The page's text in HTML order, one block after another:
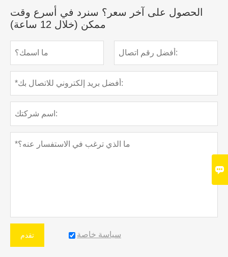
الحصول على آخر سعر؟ سنرد في أسرع وقت
ممكن (خلال 12 ساعة)
تقدم سياسة خاصة
